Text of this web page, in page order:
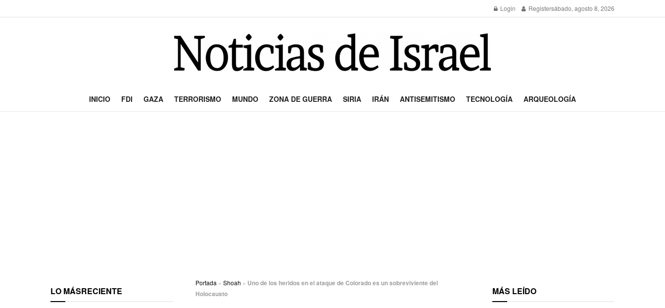
Login Registersábado, agosto 8, 2026
INICIO FDI GAZA TERRORISMO MUNDO ZONA DE GUERRA SIRIA IRÁN ANTISEMITISMO TECNOLOGÍA ARQUEOLOGÍA
Portada » Shoah » Uno de los heridos en el ataque de Colorado es un sobreviviente del
Holocausto
LO MÁSRECIENTE MÁS LEÍDO